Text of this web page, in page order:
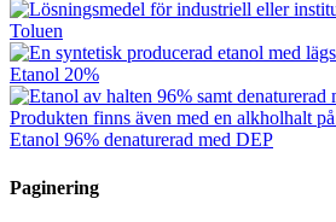
Toluen
Etanol 20%
Etanol 96% denaturerad med DEP
Paginering